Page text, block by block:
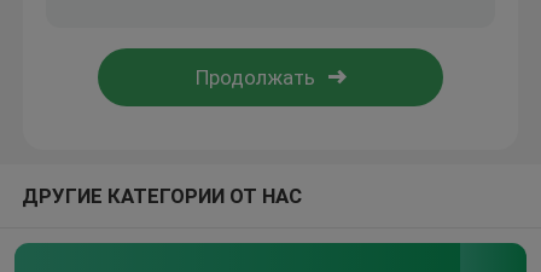
ДРУГИЕ КАТЕГОРИИ ОТ НАС